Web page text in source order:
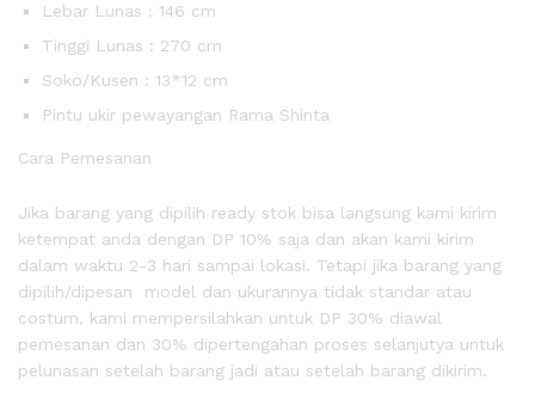
Lebar Lunas : 146 cm
Tinggi Lunas : 270 cm
Soko/Kusen : 13*12 cm
Pintu ukir pewayangan Rama Shinta
Cara Pemesanan
Jika barang yang dipilih ready stok bisa langsung kami kirim
ketempat anda dengan DP 10% saja dan akan kami kirim
dalam waktu 2-3 hari sampai lokasi. Tetapi jika barang yang
dipilih/dipesan model dan ukurannya tidak standar atau
costum, kami mempersilahkan untuk DP 30% diawal
pemesanan dan 30% dipertengahan proses selanjutya untuk
pelunasan setelah barang jadi atau setelah barang dikirim.